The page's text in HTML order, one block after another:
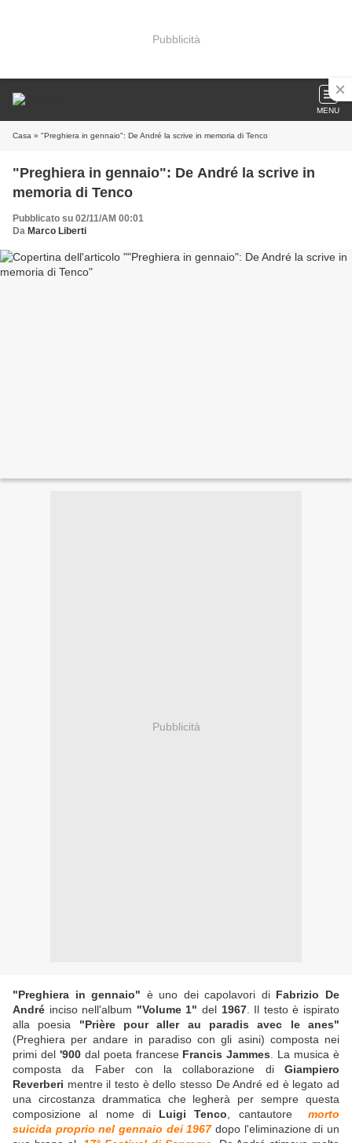
Pubblicità
MENU
Casa » "Preghiera in gennaio": De André la scrive in memoria di Tenco
"Preghiera in gennaio": De André la scrive in
memoria di Tenco
Pubblicato su 02/11/AM 00:01
Da Marco Liberti
Pubblicità
"Preghiera in gennaio" è uno dei capolavori di Fabrizio De
André inciso nell'album "Volume 1" del 1967. Il testo è ispirato
alla poesia "Prière pour aller au paradis avec le anes"
(Preghiera per andare in paradiso con gli asini) composta nei
primi del '900dal poeta francese Francis Jammes . La musica è
composta da Faber con la collaborazione di Giampiero
Reverberi mentre il testo è dello stesso De André ed è legato ad
una circostanza drammatica che legherà per sempre questa
composizione al nome di Luigi Tenco , cantautore
morto
suicida proprio nel gennaio dei 1967dopo l'eliminazione di un